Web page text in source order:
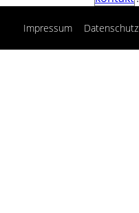
Impressum Datenschutz